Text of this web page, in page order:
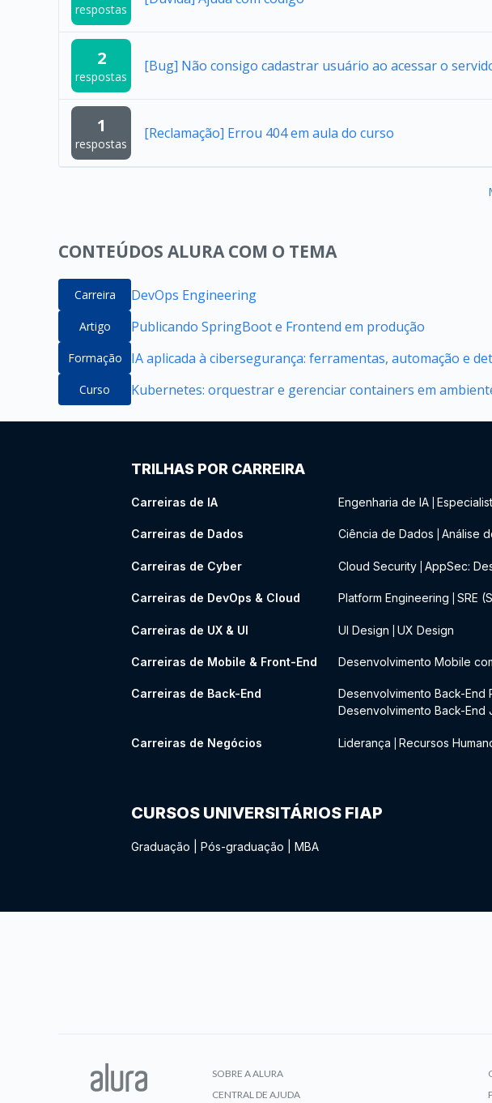
respostas
2
respostas
[Bug] Não consigo cadastrar usuário ao acessar o
1
respostas
[Reclamação] Errou 404 em aula do curso
CONTEÚDOS ALURA COM O TEMA
Carreira DevOps Engineering
Artigo Publicando SpringBoot e Frontend em produção
Formação IA aplicada à cibersegurança: ferramentas, automação e
Curso Kubernetes: orquestrar e gerenciar containers em
TRILHAS POR CARREIRA
Carreiras de IA Engenharia de IA
Carreiras de Dados Ciência de Dados Análise
Carreiras de Cyber Cloud Security AppSec:
Carreiras de DevOps & Cloud Platform Engineering SRE
Carreiras de UX & UI UI Design UX Design
Carreiras de Mobile & Front-End Desenvolvimento Mobile
Carreiras de Back-End Desenvolvimento Back-End
Desenvolvimento Back-End
Carreiras de Negócios Liderança Recursos
CURSOS UNIVERSITÁRIOS FIAP
Graduação Pós-graduação MBA
SOBRE A ALURA
CENTRAL DE AJUDA